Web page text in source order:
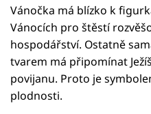
Vánočka má blízko k
Vánocích pro štěstí
hospodářství. Ostatně
tvarem má připomínat
povijanu. Proto je
plodnosti.